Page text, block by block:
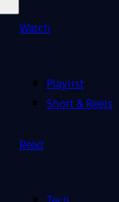
Watch
Playlist
Short & Reels
Read